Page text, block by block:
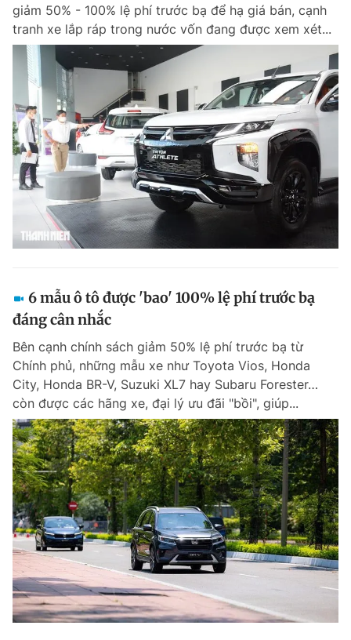
giảm 50% - 100% lệ phí trước bạ để hạ giá bán, cạnh
tranh xe lắp ráp trong nước vốn đang được xem xét...
6 mẫu ô tô được 'bao' 100% lệ phí trước bạ
đáng cân nhắc
Bên cạnh chính sách giảm 50% lệ phí trước bạ từ
Chính phủ, những mẫu xe như Toyota Vios, Honda
City, Honda BR-V, Suzuki XL7 hay Subaru Forester…
còn được các hãng xe, đại lý ưu đãi "bồi", giúp...